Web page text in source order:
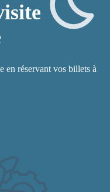
en réservant vos billets à